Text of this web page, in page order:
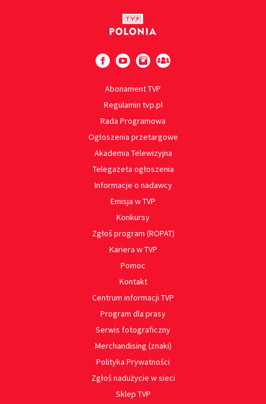
Abonament TVP
Regulamin tvp.pl
Rada Programowa
Ogłoszenia przetargowe
Akademia Telewizyjna
Telegazeta ogłoszenia
Informacje o nadawcy
Emisja w TVP
Konkursy
Zgłoś program (ROPAT)
Kariera w TVP
Pomoc
Kontakt
Centrum informacji TVP
Program dla prasy
Serwis fotograficzny
Merchandising (znaki)
Polityka Prywatności
Zgłoś nadużycie w sieci
Sklep TVP